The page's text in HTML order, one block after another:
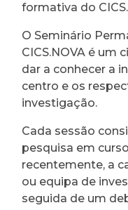
formativa do
O Seminário
CICS.NOVA é um
dar a conhecer a
centro e os
investigação.
Cada sessão
pesquisa em
recentemente, a
ou equipa de
seguida de um